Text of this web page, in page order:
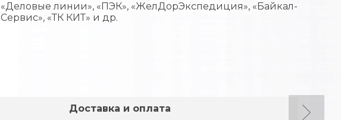
«Деловые линии», «ПЭК», «ЖелДорЭкспедиция», «Байкал-
Сервис», «ТК КИТ» и др.
Доставка и оплата